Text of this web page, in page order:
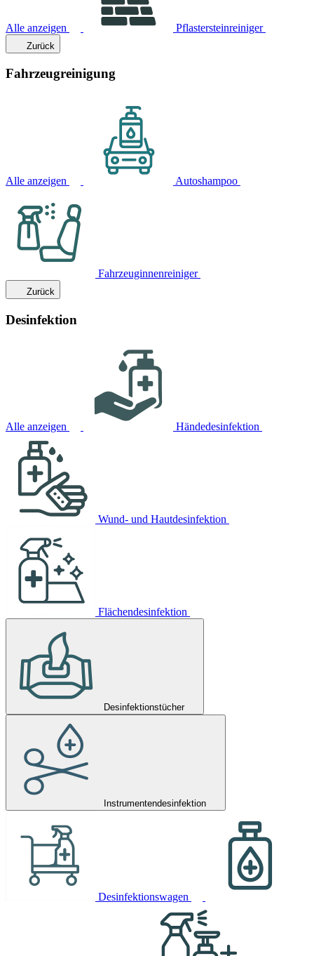
Alle anzeigen Pflastersteinreiniger
Zurück
Fahrzeugreinigung
Alle anzeigen Autoshampoo
Fahrzeuginnenreiniger
Zurück
Desinfektion
Alle anzeigen Händedesinfektion
Wund- und Hautdesinfektion
Flächendesinfektion
Desinfektionstücher
Instrumentendesinfektion
Desinfektionswagen